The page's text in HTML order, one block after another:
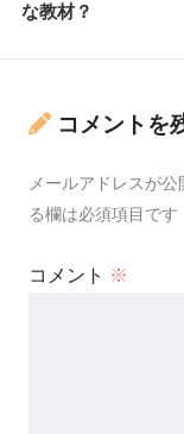
な教材？
コメントを
メールアドレスが公
る欄は必須項目です
コメント ※